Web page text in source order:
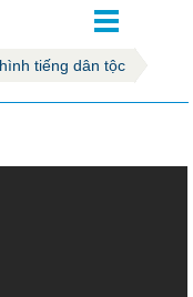
tiếng dân tộc